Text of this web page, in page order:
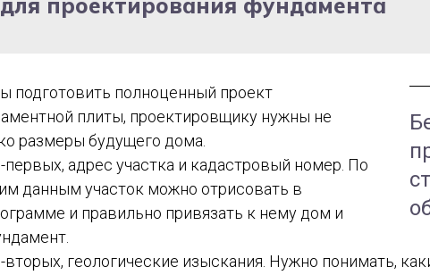
проектирования фундамента
подготовить полноценный проект
плиты, проектировщику нужны не
размеры будущего дома.
первых, адрес участка и кадастровый номер. По
данным участок можно отрисовать в
и правильно привязать к нему дом и
вторых, геологические изыскания. Нужно понимать,